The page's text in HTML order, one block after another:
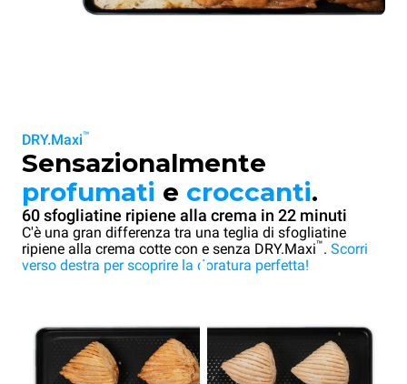
DRY.Maxi™
Sensazionalmente
profumati e croccanti.
60 sfogliatine ripiene alla crema in 22 minuti
C'è una gran differenza tra una teglia di sfogliatine
ripiene alla crema cotte con e senza DRY.Maxi™. Scorri
verso destra per scoprire la doratura perfetta!